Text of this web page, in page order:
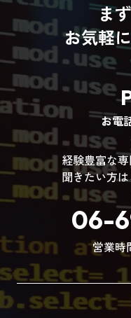
ま
お気軽
お電
経験豊富な
聞きたい方
06-
営業時